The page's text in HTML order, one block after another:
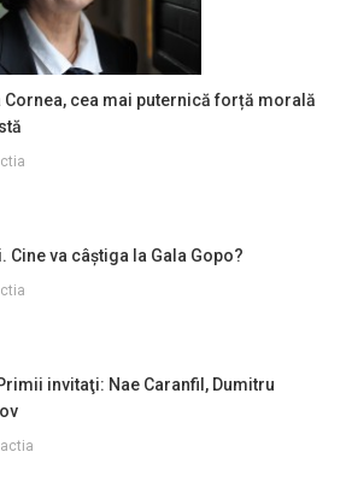
Cornea, cea mai puternică forță morală
va câștiga la Gala Gopo?
invitaţi: Nae Caranfil, Dumitru